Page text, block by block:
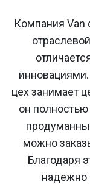
Компания Van
цех занимает
он
можно
Благодаря
надежно